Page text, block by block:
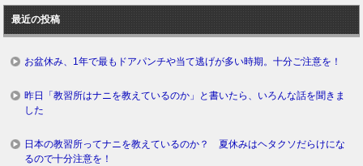
ロ
グ
最近の投稿
お盆休み、1年で最もドアパンチや当て逃げが多い時期。十分ご注意を！
昨日「教習所はナニを教えているのか」と書いたら、いろんな話を聞きま
した
日本の教習所ってナニを教えているのか？ 夏休みはヘタクソだらけにな
るので十分注意を！